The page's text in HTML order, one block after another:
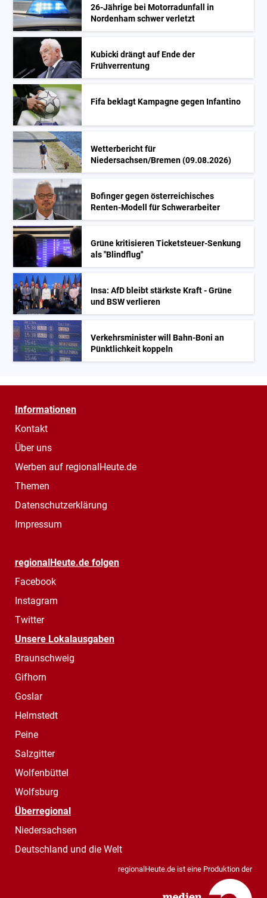
26-Jährige bei Motorradunfall in
Nordenham schwer verletzt
Kubicki drängt auf Ende der
Frühverrentung
Fifa beklagt Kampagne gegen Infantino
Wetterbericht für
Niedersachsen/Bremen (09.08.2026)
Bofinger gegen österreichisches
Renten-Modell für Schwerarbeiter
Grüne kritisieren Ticketsteuer-Senkung
als "Blindflug"
Insa: AfD bleibt stärkste Kraft - Grüne
und BSW verlieren
Verkehrsminister will Bahn-Boni an
Pünktlichkeit koppeln
Informationen
Kontakt
Über uns
Werben auf regionalHeute.de
Themen
Datenschutzerklärung
Impressum
regionalHeute.de folgen
Facebook
Instagram
Twitter
Unsere Lokalausgaben
Braunschweig
Gifhorn
Goslar
Helmstedt
Peine
Salzgitter
Wolfenbüttel
Wolfsburg
Überregional
Niedersachsen
Deutschland und die Welt
regionalHeute.de ist eine Produktion der